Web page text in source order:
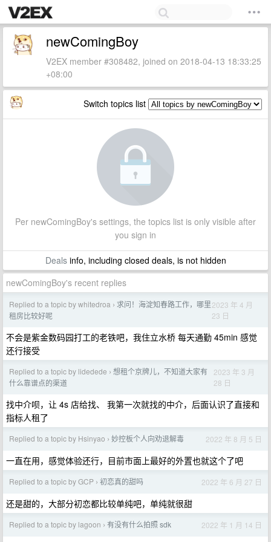
newComingBoy
V2EX member #308482, joined on 2018-04-13 18:33:25
+08:00
Switch topics list
Per newComingBoy's settings, the topics list is only visible after
you sign in
Dealsinfo, including closed deals, is not hidden
newComingBoy's recent replies
Replied to a topic by whitedroa › 求问！海淀知春路工作，哪里
租房比较好呢
2023 年 4 月
23 日
不会是紫金数码园打工的老铁吧，我住立水桥 每天通勤 45min 感觉
还行接受
Replied to a topic by lidedede › 想租个京牌儿，不知道大家有
什么靠谱点的渠道
2023 年 3 月
28 日
找中介呗，让 4s 店给找、 我第一次就找的中介，后面认识了直接和
指标人租了
Replied to a topic by Hsinyao › 妙控板个人向劝退解毒 2022 年 8 月 5 日
一直在用，感觉体验还行，目前市面上最好的外置也就这个了吧
Replied to a topic by GCP › 初恋真的甜吗 2022 年 6 月 27 日
还是甜的，大部分初恋都比较单纯吧，单纯就很甜
Replied to a topic by lagoon › 有没有什么拍照 sdk 2022 年 1 月 14 日